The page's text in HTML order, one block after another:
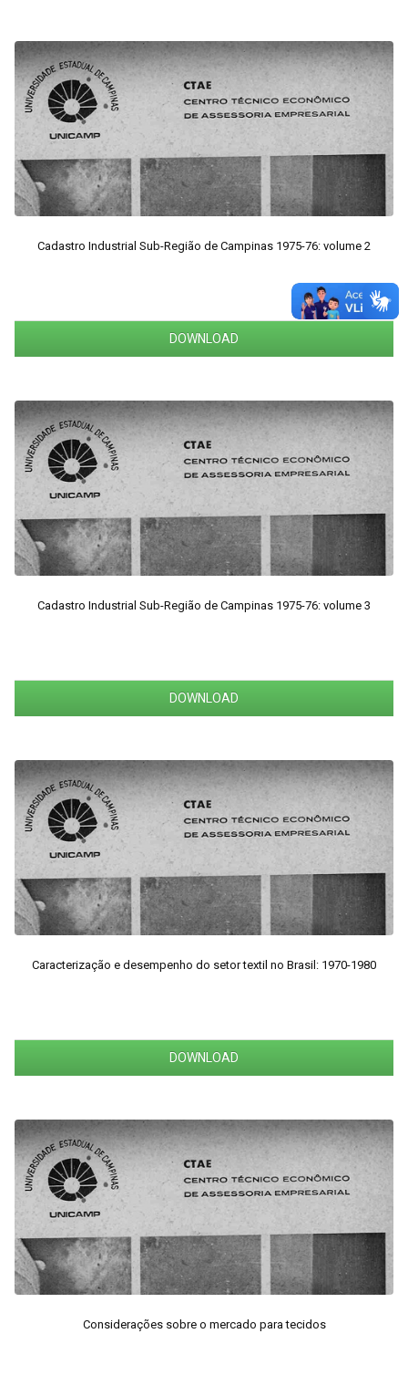
Cadastro Industrial Sub-Região de Campinas 1975-76: volume 2
DOWNLOAD
Cadastro Industrial Sub-Região de Campinas 1975-76: volume 3
DOWNLOAD
Caracterização e desempenho do setor textil no Brasil: 1970-1980
DOWNLOAD
Considerações sobre o mercado para tecidos